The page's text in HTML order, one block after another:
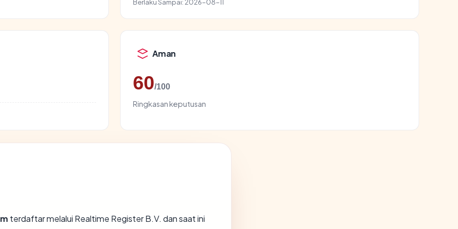
Aman
60/100
Ringkasan keputusan
terdaftar melalui Realtime Register B.V. dan saat ini